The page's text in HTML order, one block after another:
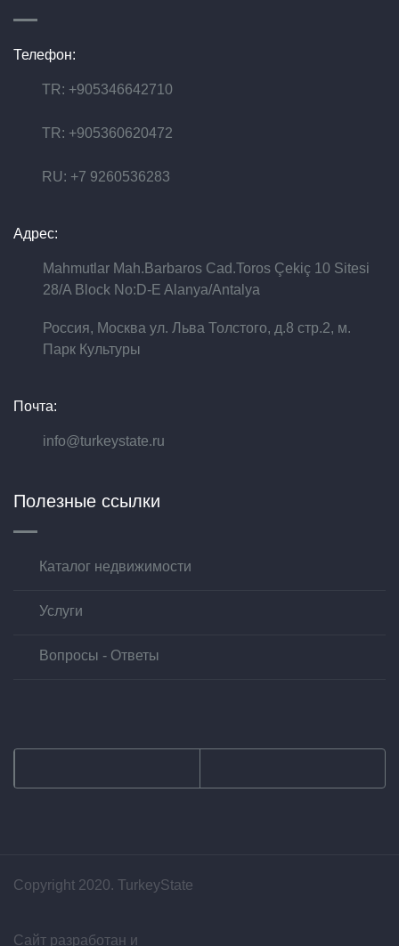
Телефон:
TR: +905346642710
TR: +905360620472
RU: +7 9260536283
Адрес:
Mahmutlar Mah.Barbaros Cad.Toros Çekiç 10 Sitesi
28/A Block No:D-E Alanya/Antalya
Россия, Москва ул. Льва Толстого, д.8 стр.2, м.
Парк Культуры
Почта:
info@turkeystate.ru
Полезные ссылки
Каталог недвижимости
Услуги
Вопросы - Ответы
Copyright 2020. TurkeyState
Сайт разработан и